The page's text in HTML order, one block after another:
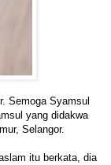
Semoga Syamsul
yang didakwa
Selangor.
itu berkata, dia